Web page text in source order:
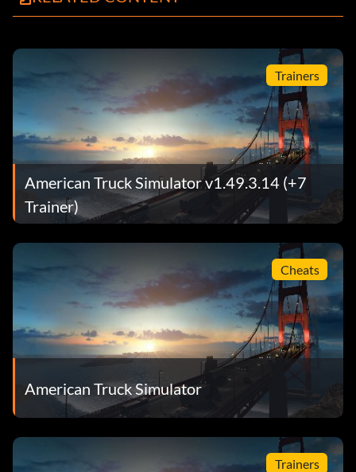
Trainers
American Truck Simulator v1.49.3.14 (+7
Trainer)
Cheats
American Truck Simulator
Trainers